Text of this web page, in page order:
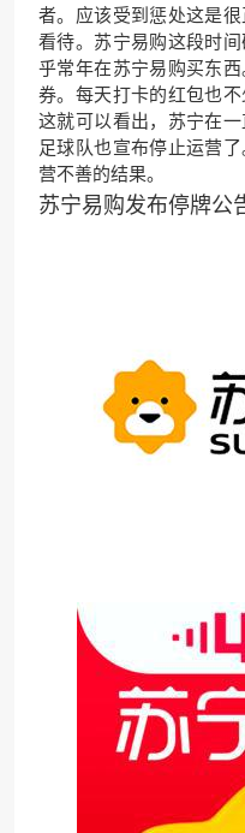
者。应该受到惩处这是
看待。苏宁易购这段时
乎常年在苏宁易购买东
券。每天打卡的红包也
这就可以看出，苏宁在
足球队也宣布停止运营
营不善的结果。
苏宁易购发布停牌公